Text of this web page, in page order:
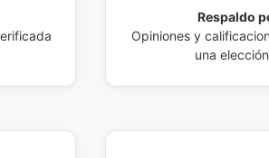
Respaldo
Opiniones y
una